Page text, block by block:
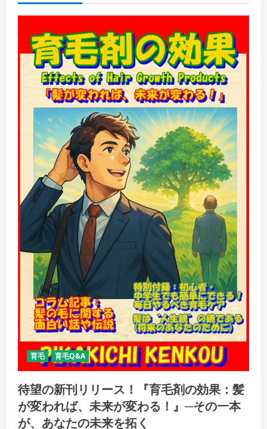
育毛 育毛Q&A
待望の新刊リリース！『育毛剤の効果：髪
が変われば、未来が変わる！』─その一本
が、あなたの未来を拓く